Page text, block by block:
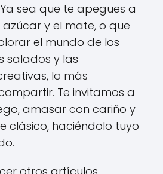
sea que te apegues a
y el mate, o que
el mundo de los
salados y las
lo más
Te invitamos a
amasar con cariño y
clásico, haciéndolo tuyo